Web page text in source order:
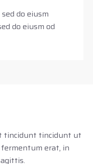
do eiusm
do eiusm od
tincidunt tincidunt ut
erat, in